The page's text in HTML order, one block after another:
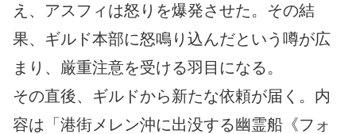
え、アスフィは怒りを爆発させた。その結
果、ギルド本部に怒鳴り込んだという噂が広
まり、厳重注意を受ける羽目になる。
その直後、ギルドから新たな依頼が届く。内
容は「港街メレン沖に出没する幽霊船《フォ